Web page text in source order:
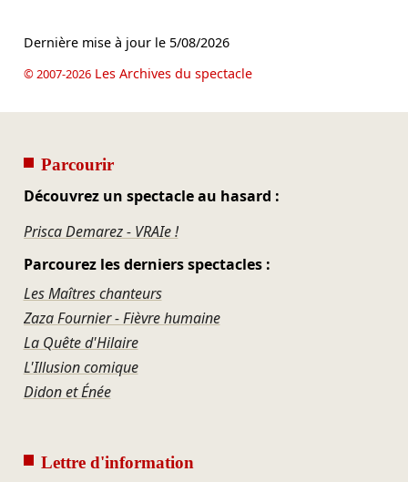
Dernière mise à jour le 5/08/2026
© 2007-2026Les Archives du spectacle
Parcourir
Découvrez un spectacle au hasard :
Prisca Demarez - VRAIe !
Parcourez les derniers spectacles :
Les Maîtres chanteurs
Zaza Fournier - Fièvre humaine
La Quête d'Hilaire
L'Illusion comique
Didon et Énée
Lettre d'information